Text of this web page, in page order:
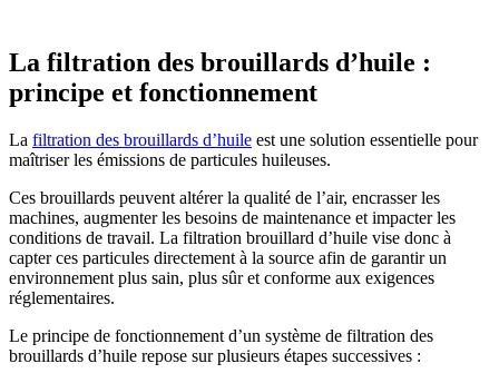
La filtration des brouillards d’huile :
principe et fonctionnement
La filtration des brouillards d’huile est une solution essentielle pour
maîtriser les émissions de particules huileuses.
Ces brouillards peuvent altérer la qualité de l’air, encrasser les
machines, augmenter les besoins de maintenance et impacter les
conditions de travail. La filtration brouillard d’huile vise donc à
capter ces particules directement à la source afin de garantir un
environnement plus sain, plus sûr et conforme aux exigences
réglementaires.
Le principe de fonctionnement d’un système de filtration des
brouillards d’huile repose sur plusieurs étapes successives :